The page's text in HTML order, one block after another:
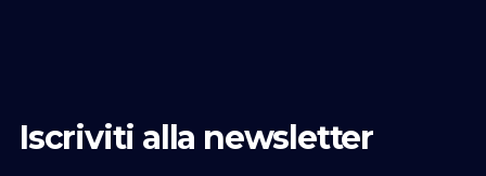
Iscriviti alla newsletter